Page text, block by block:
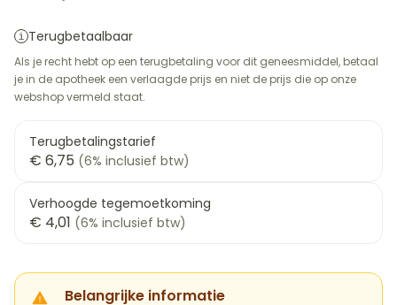
Terugbetaalbaar
Als je recht hebt op een terugbetaling voor dit geneesmiddel, betaal
je in de apotheek een verlaagde prijs en niet de prijs die op onze
webshop vermeld staat.
Terugbetalingstarief
€ 6,75 (6% inclusief btw)
Verhoogde tegemoetkoming
€ 4,01 (6% inclusief btw)
Belangrijke informatie